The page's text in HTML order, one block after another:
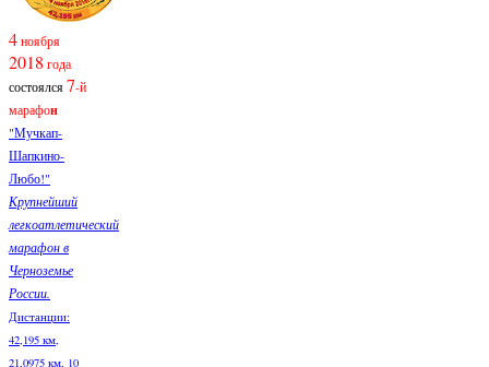
4ноября
2018 года
состоялся7-й
марафон
"Мучкап-
Шапкино-
Любо!"
Крупнейший
легкоатлетический
марафон в
Черноземье
России.
Дистанции:
42,195 км,
21,0975 км, 10